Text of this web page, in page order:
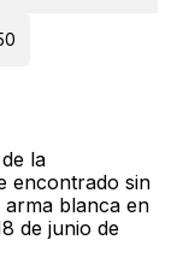
la
encontrado sin
blanca en
de junio de